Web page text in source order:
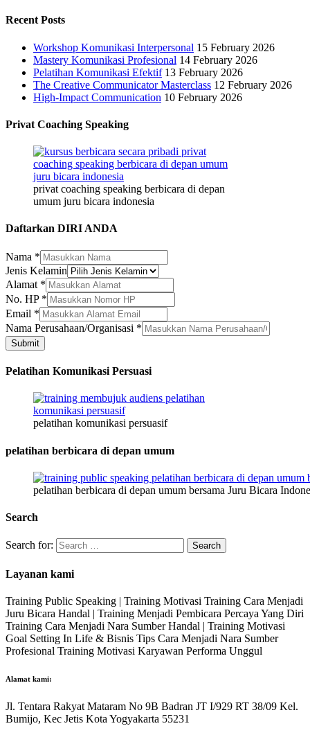
Recent Posts
Workshop Komunikasi Interpersonal 15 February 2026
Mastery Komunikasi Profesional 14 February 2026
Pelatihan Komunikasi Efektif 13 February 2026
The Creative Communicator Masterclass 12 February 2026
High-Impact Communication 10 February 2026
Privat Coaching Speaking
privat coaching speaking berbicara di depan
umum juru bicara indonesia
Daftarkan DIRI ANDA
Nama *
Jenis Kelamin
Nama
Perusahaan/Organisasi
Jenis
Alamat *
No. HP *
Email *
Nama Perusahaan/Organisasi *
Submit
Pelatihan Komunikasi Persuasi
pelatihan komunikasi persuasif
pelatihan berbicara di depan umum
pelatihan berbicara di depan umum bersama Juru Bicara
Search
Search for:
Layanan kami
Training Public Speaking | Training Motivasi Training Cara Menjadi
Juru Bicara Handal | Training Menjadi Pembicara Percaya Yang Diri
Training Cara Menjadi Nara Sumber Handal | Training Motivasi
Goal Setting In Life & Bisnis Tips Cara Menjadi Nara Sumber
Profesional Training Motivasi Karyawan Performa Unggul
Alamat kami:
Jl. Tentara Rakyat Mataram No 9B Badran JT I/929 RT 38/09 Kel.
Bumijo, Kec Jetis Kota Yogyakarta 55231